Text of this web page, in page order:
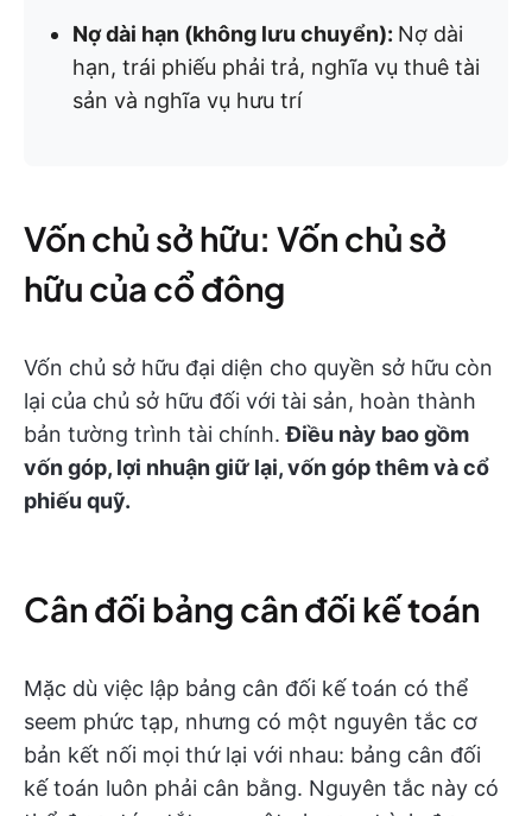
Nợ dài hạn (không lưu chuyển): Nợ dài
hạn, trái phiếu phải trả, nghĩa vụ thuê tài
sản và nghĩa vụ hưu trí
Vốn chủ sở hữu: Vốn chủ sở
hữu của cổ đông
Vốn chủ sở hữu đại diện cho quyền sở hữu còn
lại của chủ sở hữu đối với tài sản, hoàn thành
bản tường trình tài chính.Điều này bao gồm
vốn góp, lợi nhuận giữ lại, vốn góp thêm và cổ
phiếu quỹ.
Cân đối bảng cân đối kế toán
Mặc dù việc lập bảng cân đối kế toán có thể
seem phức tạp, nhưng có một nguyên tắc cơ
bản kết nối mọi thứ lại với nhau: bảng cân đối
kế toán luôn phải cân bằng. Nguyên tắc này có